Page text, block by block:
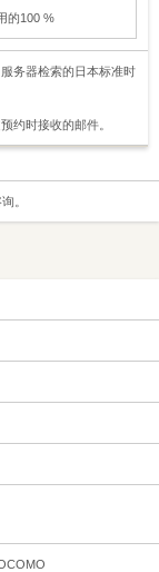
的100 %
务器检索的日本标准时
约时接收的邮件。
。